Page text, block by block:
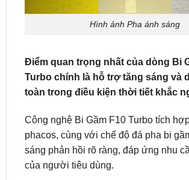
Điểm quan trọng nhất của dòng Bi
toàn trong điều kiện thời tiết khắc
Công nghệ Bi Gầm F10 Turbo tích hợp
sáng phản hồi rõ ràng, đáp ứng nhu
của người tiêu dùng.